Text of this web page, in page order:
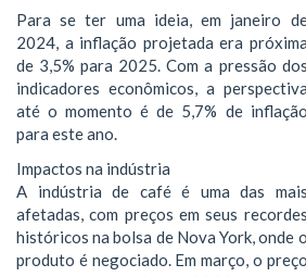
Para se ter uma ideia, em janeiro
2024, a inflação projetada era próxima
de 3,5% para 2025. Com a pressão dos
indicadores econômicos, a perspectiva
até o momento é de 5,7% de inflação
para este ano.
Impactos na indústria
A indústria de café é uma das mais
afetadas, com preços em seus recordes
históricos na bolsa de Nova York, onde o
produto é negociado. Em março, o preço